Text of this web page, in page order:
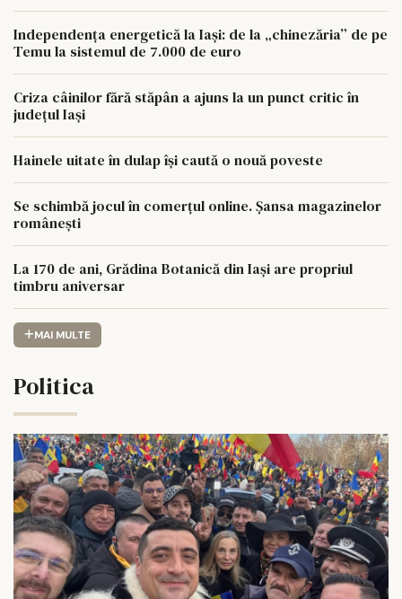
Independența energetică la Iași: de la „chinezăria” de pe
Temu la sistemul de 7.000 de euro
Criza câinilor fără stăpân a ajuns la un punct critic în
județul Iași
Hainele uitate în dulap îşi caută o nouă poveste
Se schimbă jocul în comerțul online. Șansa magazinelor
românești
La 170 de ani, Grădina Botanică din Iași are propriul
timbru aniversar
MAI MULTE
Politica